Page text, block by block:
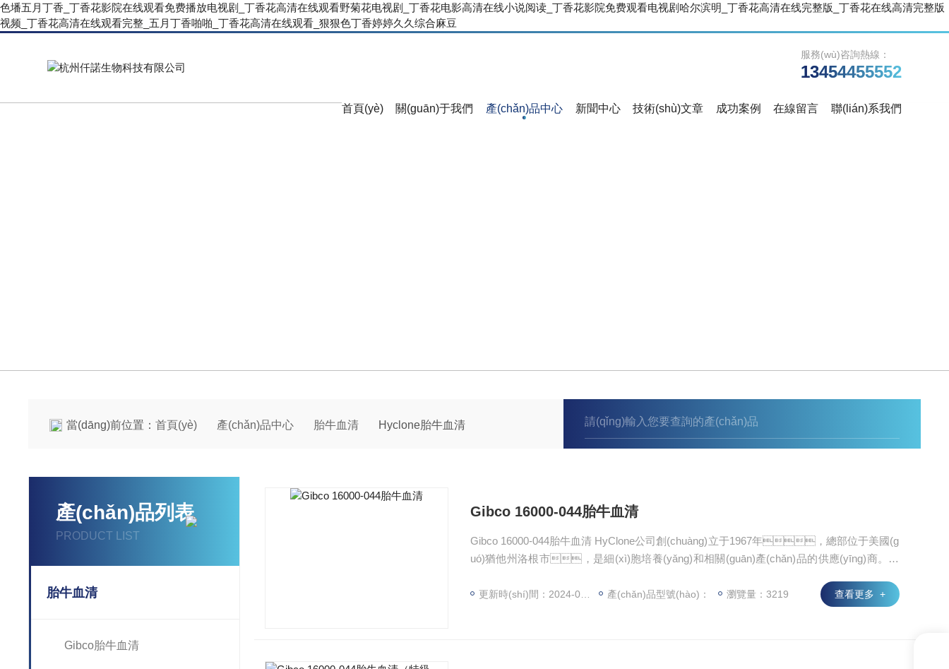
色墦五月丁香_丁香花影院在线观看免费播放电视剧_丁香花高清在线观看野菊花电视剧_丁香花电影高清在线小说阅读_丁香花影院免费观看电视剧哈尔滨明_丁香花高清在线完整版_丁香花在线高清完整版
视频_丁香花高清在线观看完整_五月丁香啪啪_丁香花高清在线观看_狠狠色丁香婷婷久久综合麻豆
服務(wù)咨詢熱線：
13454455552
首頁(yè) 關(guān)于我們 產(chǎn)品中心 新聞中心 技術(shù)文章 成功案例 在線留言 聯(lián)系我們
當(dāng)前位置： 首頁(yè) 產(chǎn)品中心 胎牛血清 Hyclone胎牛血清
產(chǎn)品列表
PRODUCT LIST
胎牛血清
Gibco胎牛血清
Gibco 16000-044胎牛血清
Gibco 16000-044胎牛血清 HyClone公司創(chuàng)立于1967年，總部位于美國(g
uó)猶他州洛根市，是細(xì)胞培養(yǎng)和相關(guān)產(chǎn)品的供應(yīng)商。現
（FDA）注冊(cè)為“一級(jí)醫(yī)學(xué)工具生產(chǎn)者”，所有生產(chǎn)過程
更新時(shí)間：2024-07-31 產(chǎn)品型號(hào)： 瀏覽量：3219 查看更多 +